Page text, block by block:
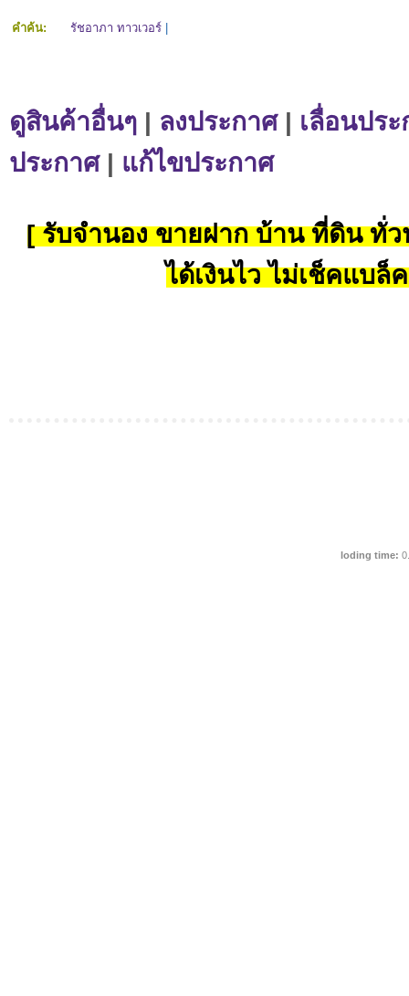
คำค้น: รัชอาภา ทาวเวอร์
ดูสินค้าอื่นๆ | ลงประกาศ| เลื่อนปร
ประกาศ| แก้ไขประกาศ
[ รับจำนอง ขายฝาก บ้าน ที่ดิน ทั่ว
ได้เงินไว ไม่เช็คแบล็
loding time: